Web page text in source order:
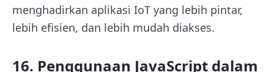
menghadirkan aplikasi IoT yang lebih pintar,
lebih efisien, dan lebih mudah diakses.
16. Penggunaan JavaScript dalam